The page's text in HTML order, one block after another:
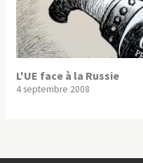
L'UE face à la Russie
4 septembre 2008